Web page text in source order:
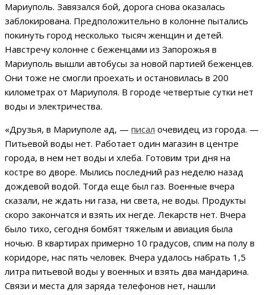
Мариуполь. Завязался бой, дорога снова оказалась
заблокирована. Предположительно в колонне пытались
покинуть город несколько тысяч женщин и детей.
Навстречу колонне с беженцами из Запорожья в
Мариуполь вышли автобусы за новой партией беженцев.
Они тоже не смогли проехать и остановилась в 200
километрах от Мариуполя. В городе четвертые сутки нет
воды и электричества.
«Друзья, в Мариуполе ад, — писал очевидец из города. —
Питьевой воды нет. Работает один магазин в центре
города, в нем нет воды и хлеба. Готовим три дня на
костре во дворе. Мылись последний раз неделю назад
дождевой водой. Тогда еще был газ. Военные вчера
сказали, не ждать ни газа, ни света, не воды. Продукты
скоро закончатся и взять их негде. Лекарств нет. Вчера
было тихо, сегодня бомбят тяжелым и авиация была
ночью. В квартирах примерно 10 градусов, спим на полу в
коридоре, нас пять человек. Вчера удалось набрать 1,5
литра питьевой воды у военных и взять два мандарина.
Связи и места для заряда телефонов нет, нашли